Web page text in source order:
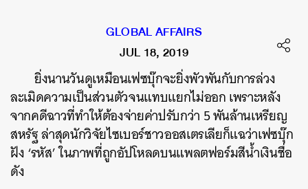
GLOBAL AFFAIRS
JUL 18, 2019
ยิ่งนานวันดูเหมือนเฟซบุ๊กจะยิ่งพัวพันกับการล่วง
ละเมิดความเป็นส่วนตัวจนแทบแยกไม่ออก เพราะหลัง
จากคดีฉาวที่ทำให้ต้องจ่ายค่าปรับกว่า 5 พันล้านเหรียญ
สหรัฐ ล่าสุดนักวิจัยไซเบอร์ชาวออสเตรเลียก็แฉว่าเฟซบุ๊ก
ฝัง ‘รหัส’ ในภาพที่ถูกอัปโหลดบนแพลตฟอร์มสีน้ำเงินชื่อ
ดัง